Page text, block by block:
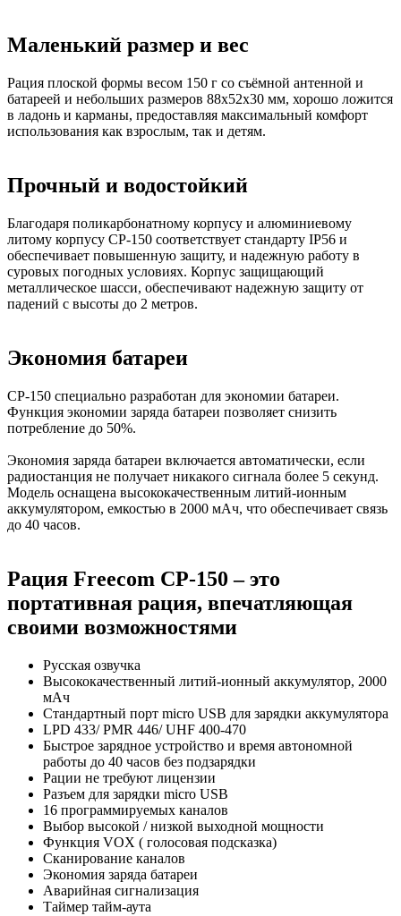
Маленький размер и вес
Рация плоской формы весом 150 г со съёмной антенной и
батареей и небольших размеров 88х52х30 мм, хорошо ложится
в ладонь и карманы, предоставляя максимальный комфорт
использования как взрослым, так и детям.
Прочный и водостойкий
Благодаря поликарбонатному корпусу и алюминиевому
литому корпусу CP-150 соответствует стандарту IP56 и
обеспечивает повышенную защиту, и надежную работу в
суровых погодных условиях. Корпус защищающий
металлическое шасси, обеспечивают надежную защиту от
падений с высоты до 2 метров.
Экономия батареи
CP-150 специально разработан для экономии батареи.
Функция экономии заряда батареи позволяет снизить
потребление до 50%.
Экономия заряда батареи включается автоматически, если
радиостанция не получает никакого сигнала более 5 секунд.
Модель оснащена высококачественным литий-ионным
аккумулятором, емкостью в 2000 мАч, что обеспечивает связь
до 40 часов.
Рация Freecom CP-150 – это
портативная рация, впечатляющая
своими возможностями
Русская озвучка
Высококачественный литий-ионный аккумулятор, 2000
мАч
Стандартный порт micro USB для зарядки аккумулятора
LPD 433/ PMR 446/ UHF 400-470
Быстрое зарядное устройство и время автономной
работы до 40 часов без подзарядки
Рации не требуют лицензии
Разъем для зарядки micro USB
16 программируемых каналов
Выбор высокой / низкой выходной мощности
Функция VOX ( голосовая подсказка)
Сканирование каналов
Экономия заряда батареи
Аварийная сигнализация
Таймер тайм-аута